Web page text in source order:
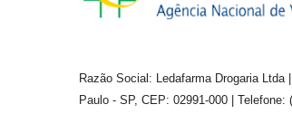
Razão Social: Ledafarma Drogaria
Paulo - SP, CEP: 02991-000 |